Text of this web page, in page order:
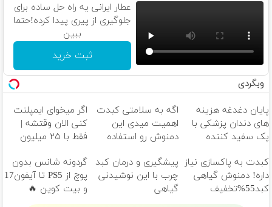
عطار ایرانی یه راه حل ساده برای
جلوگیری از پیری پیدا کرده!حتما
ببین
ثبت خرید
وبگردی
پایان دغدغه هزینه
های دندان پزشکی با
پک سفید کننده
اگه به سلامتی کبدت
اهمیت میدی این
دمنوش رو استفاده
اگر میخوای ایمپلنت
کنی الان وقتشه |
فقط با ۲۵ میلیون
کبدت به پاکسازی نیاز
داره! دمنوش گیاهی
کبد55%تخفیف
پیشگیری و درمان کبد
چرب با این نوشیدنی
گیاهی
گردونه شانس بدون
پوچ از PS5 تا آیفون17
و بیت کوین 🔥